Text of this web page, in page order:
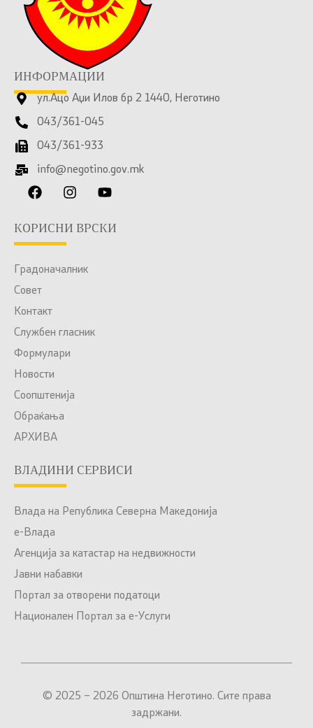
ИНФОРМАЦИИ
ул.Ацо Аџи Илов бр 2 1440, Неготино
043/361-045
043/361-933
info@negotino.gov.mk
КОРИСНИ ВРСКИ
Градоначалник
Совет
Контакт
Службен гласник
Формулари
Новости
Соопштенија
Обраќања
АРХИВА
ВЛАДИНИ СЕРВИСИ
Влада на Република Северна Македонија
е-Влада
Агенција за катастар на недвижности
Јавни набавки
Портал за отворени податоци
Национален Портал за е-Услуги
© 2025 – 2026 Општина Неготино. Сите права
задржани.